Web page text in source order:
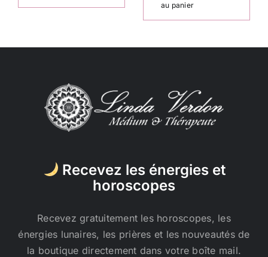
au panier
Recevez les énergies et
horoscopes
Recevez gratuitement les horoscopes, les
énergies lunaires, les prières et les nouveautés de
la boutique directement dans votre boîte mail.